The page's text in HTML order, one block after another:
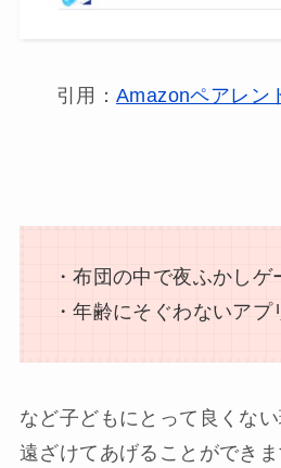
引用： Amazonペアレン
・布団の中で夜ふかしゲ
・年齢にそぐわないアプ
など子どもにとって良くな
遠ざけてあげることができま